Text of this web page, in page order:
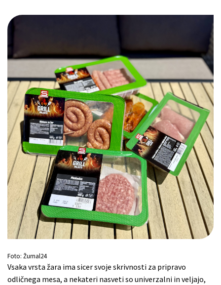
Vsaka vrsta žara ima sicer svoje skrivnosti za pripravo
odličnega mesa, a nekateri nasveti so univerzalni in veljajo,
Foto: Žurnal24